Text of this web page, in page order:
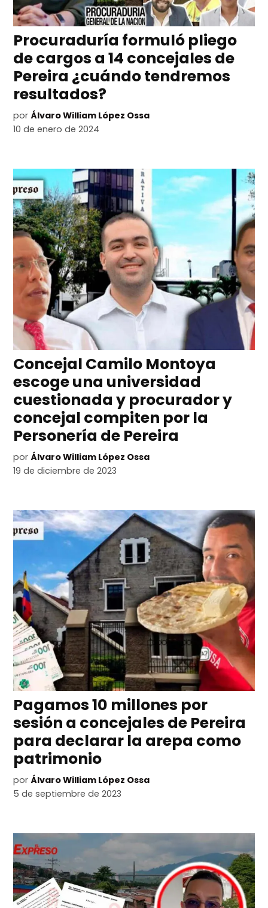
Procuraduría formuló pliego
de cargos a 14 concejales de
Pereira ¿cuándo tendremos
resultados?
por Álvaro William López Ossa
10 de enero de 2024
Concejal Camilo Montoya
escoge una universidad
cuestionada y procurador y
concejal compiten por la
Personería de Pereira
por Álvaro William López Ossa
19 de diciembre de 2023
Pagamos 10 millones por
sesión a concejales de Pereira
para declarar la arepa como
patrimonio
por Álvaro William López Ossa
5 de septiembre de 2023